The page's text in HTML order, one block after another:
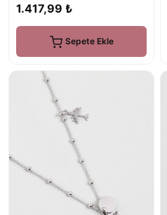
1.417,99 ₺
Sepete Ekle